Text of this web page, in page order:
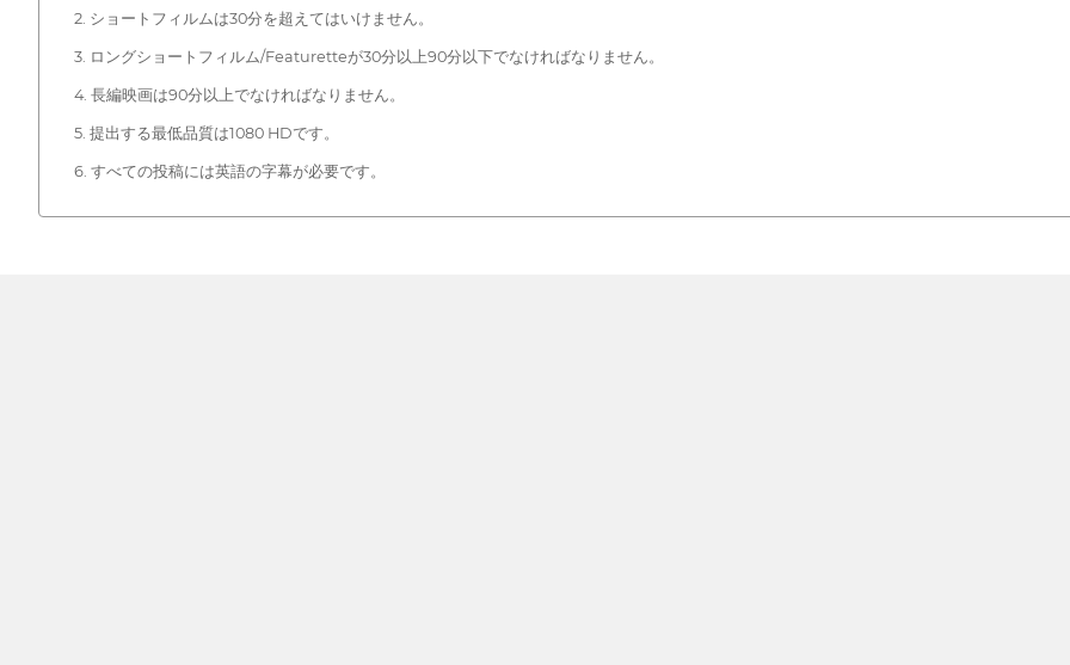
2. ショートフィルムは30分を超えてはいけません。
3. ロングショートフィルム/Featuretteが30分以上90分以下でなければなりません。
4. 長編映画は90分以上でなければなりません。
5. 提出する最低品質は1080 HDです。
6. すべての投稿には英語の字幕が必要です。